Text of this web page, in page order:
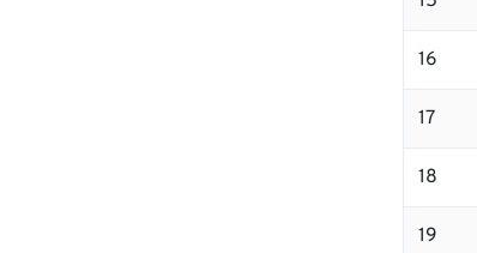
16
17
18
19